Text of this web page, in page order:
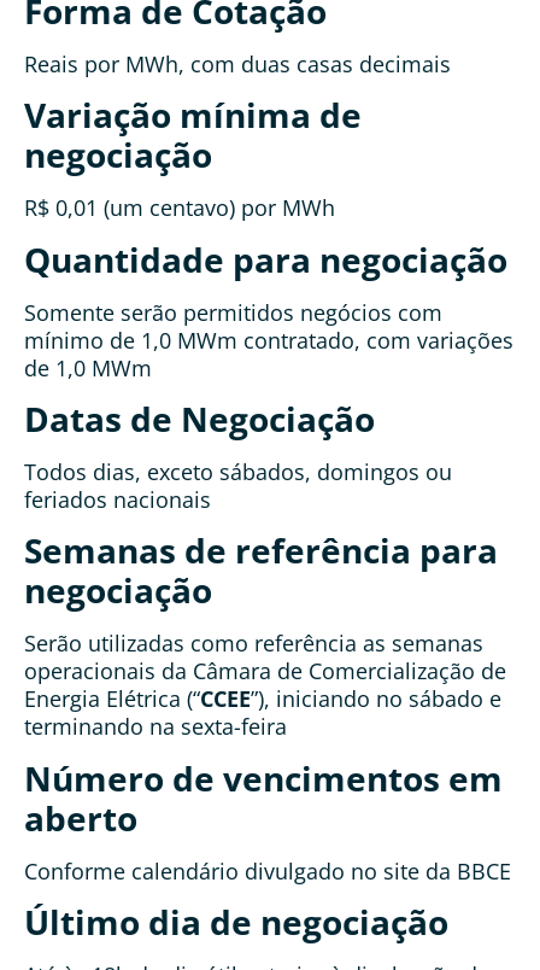
Forma de Cotação
Reais por MWh, com duas casas decimais
Variação mínima de
negociação
R$ 0,01 (um centavo) por MWh
Quantidade para negociação
Somente serão permitidos negócios com
mínimo de 1,0 MWm contratado, com variações
de 1,0 MWm
Datas de Negociação
Todos dias, exceto sábados, domingos ou
feriados nacionais
Semanas de referência para
negociação
Serão utilizadas como referência as semanas
operacionais da Câmara de Comercialização de
Energia Elétrica (“CCEE”), iniciando no sábado e
terminando na sexta-feira
Número de vencimentos em
aberto
Conforme calendário divulgado no site da BBCE
Último dia de negociação